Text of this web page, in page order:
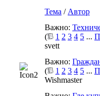
Тема / Автор
Важно:
(
1 2 3 4 5 ...
svett
Важно:
(
1 2 3 4 5 ...
Wishmaster